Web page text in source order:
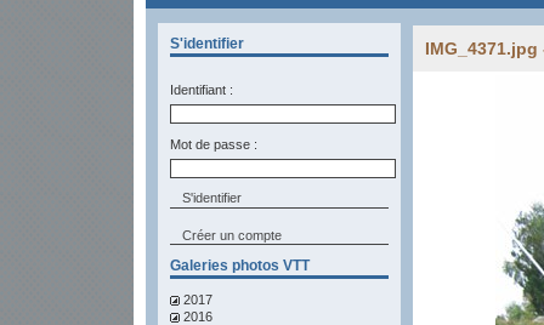
S'identifier
Identifiant :
Mot de passe :
Créer un compte
Galeries photos VTT
2017
2016
IMG_4371.jpg